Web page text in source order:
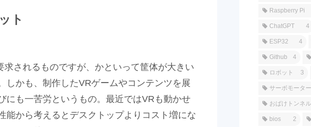
ト
されるものですが、かといって筐体が大きい
しかも、制作したVRゲームやコンテンツを展
にも一苦労というもの。最近ではVRも動かせ
能から考えるとデスクトップよりコスト増にな
Raspberry Pi
ChatGPT 4
ESP32 4
Github 4
ロボット 3
サーボモーター
おばけトンネル
bios 2